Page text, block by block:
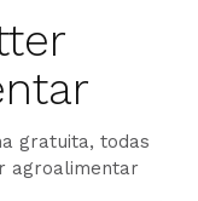
gratuita, todas
agroalimentar